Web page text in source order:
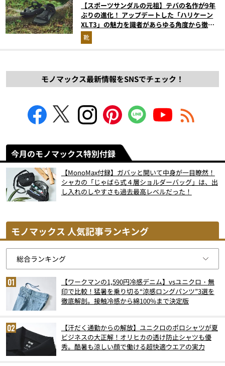
【スポーツサンダルの元祖】テバの名作が9年
ぶりの進化！ アップデートした「ハリケーン
XLT3」の魅力を識者があらゆる角度から徹底
解説！
靴
モノマックス最新情報をSNSでチェック！
今月のモノマックス特別付録
【MonoMax付録】ガバッと開いて中身が一目瞭然！
シャカの「じゃばら式４層ショルダーバッグ」は、出
し入れのしやすさも過去最高レベルだった！
モノマックス 人気記事ランキング
【ワークマンの1,590円冷感デニム】vsユニクロ・無
印で比較！猛暑を乗り切る“涼感ロングパンツ”3選を
徹底解剖。接触冷感から綿100%まで決定版
【汗だく通勤からの解放】ユニクロのポロシャツが夏
ビジネスの大正解！オリヒカの透け防止シャツも優
秀。酷暑も涼しい顔で働ける超快適ウエアの実力